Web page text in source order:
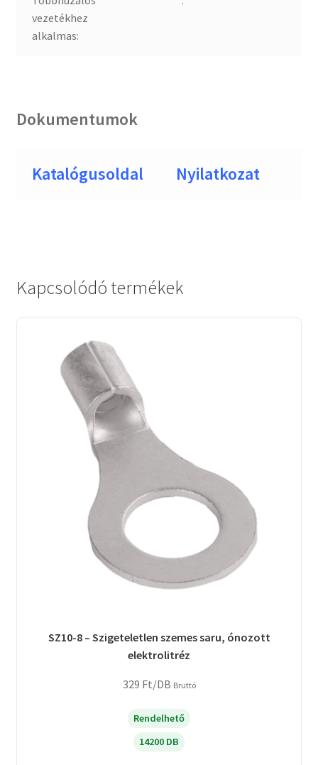
vezetékhez
alkalmas:
Dokumentumok
Katalógusoldal Nyilatkozat
Kapcsolódó termékek
SZ10-8 – Szigeteletlen szemes saru, ónozott
elektrolitréz
329 Ft/DB Bruttó
Rendelhető
14200 DB